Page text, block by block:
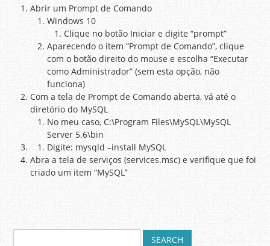
Abrir um Prompt de Comando
Windows 10
Clique no botão Iniciar e digite “prompt”
Aparecendo o item “Prompt de Comando”, clique
com o botão direito do mouse e escolha “Executar
como Administrador” (sem esta opção, não
funciona)
Com a tela de Prompt de Comando aberta, vá até o
diretório do MySQL
No meu caso, C:\Program Files\MySQL\MySQL
Server 5.6\bin
Digite: mysqld –install MySQL
Abra a tela de serviços (services.msc) e verifique que foi
criado um item “MySQL”